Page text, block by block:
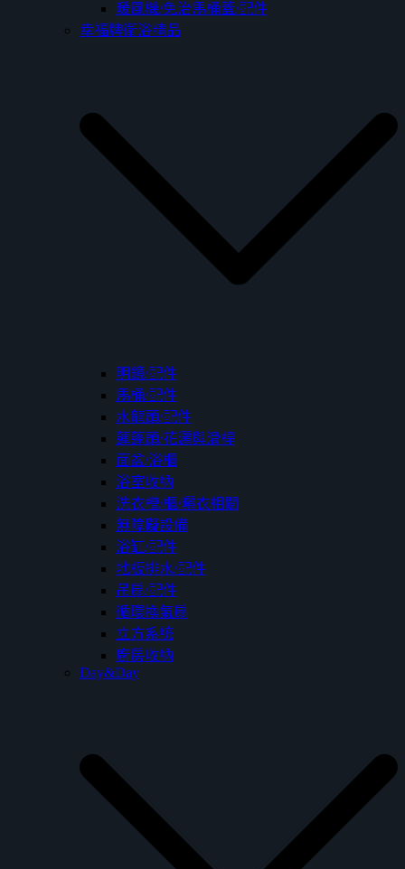
暖風機/免治馬桶蓋/配件
幸福牌衛浴精品
明鏡/配件
馬桶/配件
水龍頭/配件
蓮蓬頭/花灑與滑桿
面盆/浴櫃
浴室收納
洗衣槽/櫃/曬衣相關
無障礙設備
浴缸/配件
地板排水/配件
吊扇/配件
循環換氣扇
立方系統
廚房收納
Day&Day